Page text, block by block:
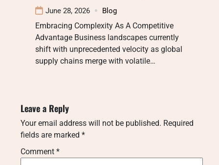
June 28, 2026 Blog
Embracing Complexity As A Competitive
Advantage Business landscapes currently
shift with unprecedented velocity as global
supply chains merge with volatile…
Leave a Reply
Your email address will not be published. Required
fields are marked *
Comment *